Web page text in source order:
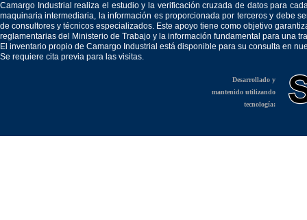
Camargo Industrial realiza el estudio y la verificación cruzada de datos para
maquinaria intermediaria, la información es proporcionada por terceros y debe
de consultores y técnicos especializados. Este apoyo tiene como objetivo
reglamentarias del Ministerio de Trabajo y la información fundamental para una
El inventario propio de Camargo Industrial está disponible para su consulta en
Se requiere cita previa para las visitas.
Desarrollado y
mantenido utilizando
tecnología: